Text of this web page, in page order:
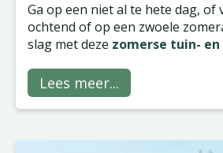
Ga op een niet al te hete dag, of
ochtend of op een zwoele
slag met deze zomerse tuin-
Lees meer...